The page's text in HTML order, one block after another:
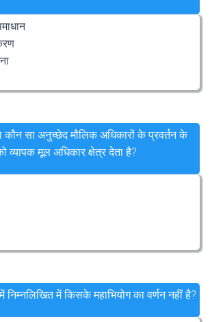
कौन सा अनुच्छेद मौलिक अधिकारों के प्रवर्तन के
व्यापक मूल अधिकार क्षेत्र देता है?
निम्नलिखित में किसके महाभियोग का वर्णन नहीं है?